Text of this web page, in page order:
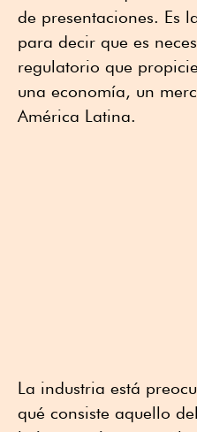
de presentaciones. Es
para decir que es
regulatorio que
una economía, un
América Latina.
La industria está
qué consiste aquello